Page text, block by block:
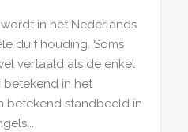
in het Nederlands
duif houding. Soms
vertaald als de enkel
betekend in het
betekend standbeeld in